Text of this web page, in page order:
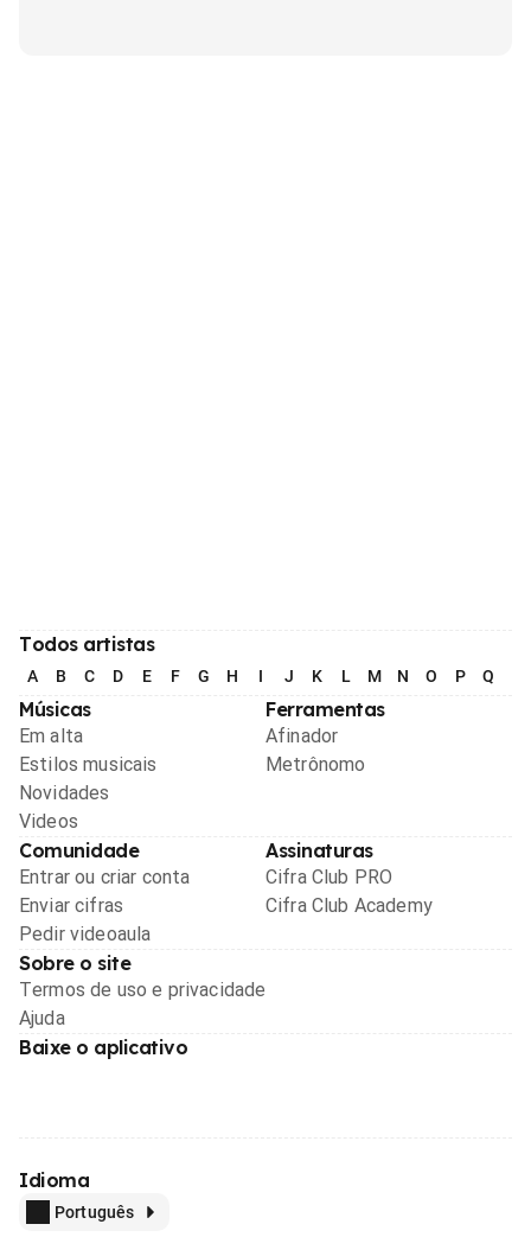
Todos artistas
A B C D E F G H I J K L M N O P Q
Músicas
Em alta
Estilos musicais
Novidades
Videos
Ferramentas
Afinador
Metrônomo
Comunidade
Entrar ou criar conta
Enviar cifras
Pedir videoaula
Assinaturas
Cifra Club PRO
Cifra Club Academy
Sobre o site
Termos de uso e privacidade
Ajuda
Baixe o aplicativo
Idioma
Português